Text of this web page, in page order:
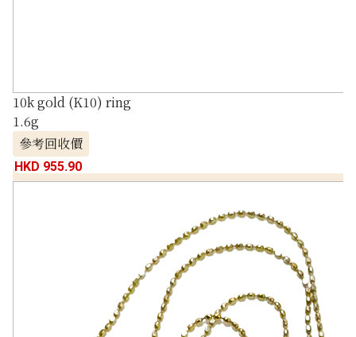
10k gold (K10) ring
1.6g
參考回收價
HKD 955.90